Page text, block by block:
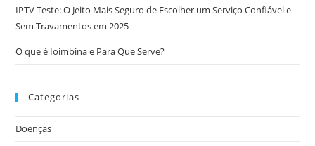
IPTV Teste: O Jeito Mais Seguro de Escolher um Serviço Confiável e
Sem Travamentos em 2025
O que é Ioimbina e Para Que Serve?
Categorias
Doenças